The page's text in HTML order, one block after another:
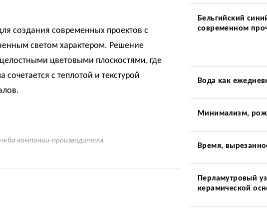
создания современных проектов с
светом характером. Решение
целостными цветовыми плоскостями, где
с теплотой и текстурой
компании-производителя
Бельгийский
современном
Вода как
Минимализм,
Время,
Перламутровый
керамической